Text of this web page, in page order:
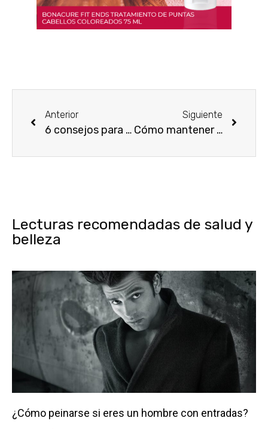
Anterior
6 consejos para aprovechar mejor tus cremas anti edad
Siguiente
Cómo mantener una piel hermosa libre de impurezas
Lecturas recomendadas de salud y
belleza
¿Cómo peinarse si eres un hombre con entradas?